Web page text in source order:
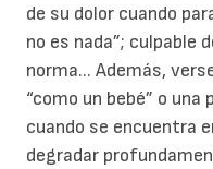
de su dolor cuando
no es nada”; culpable
norma... Además,
“como un bebé” o una
cuando se encuentra
degradar